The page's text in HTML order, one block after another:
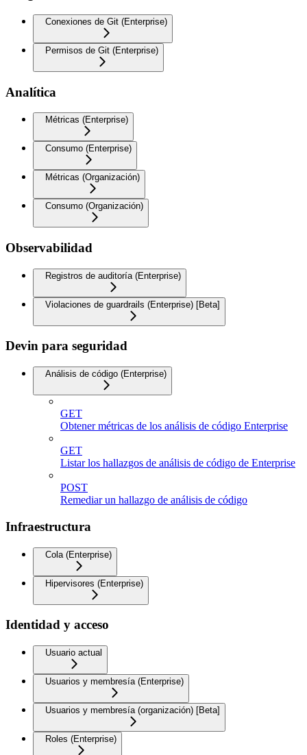
Conexiones de Git (Enterprise)
Permisos de Git (Enterprise)
Analítica
Métricas (Enterprise)
Consumo (Enterprise)
Métricas (Organización)
Consumo (Organización)
Observabilidad
Registros de auditoría (Enterprise)
Violaciones de guardrails (Enterprise) [Beta]
Devin para seguridad
Análisis de código (Enterprise)
GET
Obtener métricas de los análisis de código Enterprise
GET
Listar los hallazgos de análisis de código de Enterprise
POST
Remediar un hallazgo de análisis de código
Infraestructura
Cola (Enterprise)
Hipervisores (Enterprise)
Identidad y acceso
Usuario actual
Usuarios y membresía (Enterprise)
Usuarios y membresía (organización) [Beta]
Roles (Enterprise)